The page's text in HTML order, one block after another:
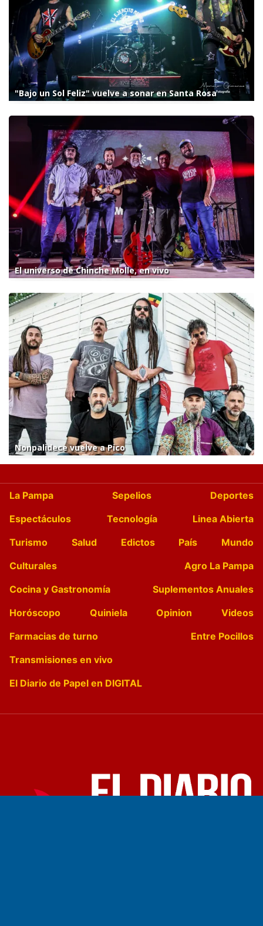
"Bajo un Sol Feliz" vuelve a sonar en Santa Rosa
El universo de Chinche Molle, en vivo
Nonpalidece vuelve a Pico
La Pampa Sepelios
Deportes
Espectáculos
Tecnología
Linea Abierta
Turismo
Salud Edictos País
Mundo
Culturales
Agro La Pampa
Cocina y Gastronomía
Suplementos Anuales
Horóscopo
Quiniela Opinion
Videos
Farmacias de turno
Entre Pocillos
Transmisiones en vivo
El Diario de Papel en DIGITAL